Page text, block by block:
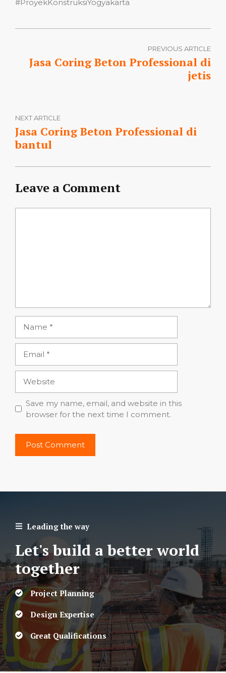
#ProyekKonstruksiYogyakarta
PREVIOUS ARTICLE
Jasa Coring Beton Professional di
jetis
NEXT ARTICLE
Jasa Coring Beton Professional di
bantul
Leave a Comment
Save my name, email, and website in this
browser for the next time I comment.
Leading the way
Let's build a better world
together
Project Planning
Design Expertise
Great Qualifications